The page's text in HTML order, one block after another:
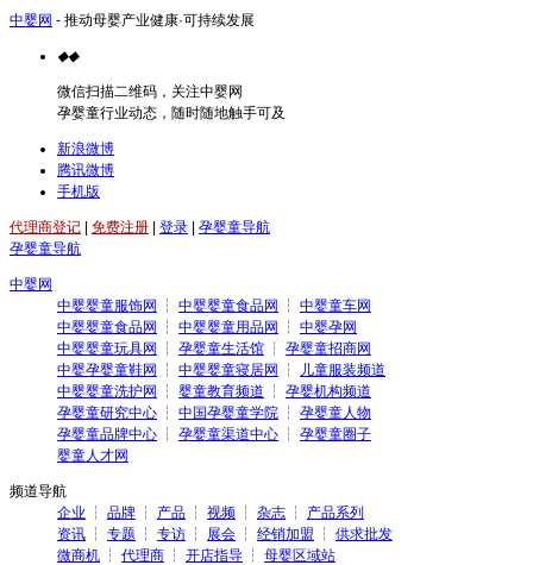
中婴网 - 推动母婴产业健康·可持续发展
◆◆
微信扫描二维码，关注中婴网
孕婴童行业动态，随时随地触手可及
新浪微博
腾讯微博
手机版
代理商登记 免费注册 登录
孕婴童导航
孕婴童导航
中婴网
中婴婴童服饰网
┆ 中婴婴童食品网 ┆ 中婴童车网
中婴婴童食品网
┆ 中婴婴童用品网 ┆ 中婴孕网
中婴婴童玩具网
┆ 孕婴童生活馆 ┆ 孕婴童招商网
中婴孕婴童鞋网
┆ 中婴婴童寝居网 ┆
儿童服装频道
中婴婴童洗护网
┆ 婴童教育频道 ┆ 孕婴机构频道
孕婴童研究中心 ┆ 中国孕婴童学院 ┆ 孕婴童人物
孕婴童品牌中心 ┆ 孕婴童渠道中心 ┆ 孕婴童圈子
婴童人才网
频道导航
企业 ┆ 品牌 ┆ 产品 ┆ 视频 ┆ 杂志 ┆ 产品系列
资讯 ┆ 专题 ┆ 专访 ┆ 展会 ┆ 经销加盟 ┆ 供求批发
微商机 ┆ 代理商 ┆ 开店指导 ┆ 母婴区域站